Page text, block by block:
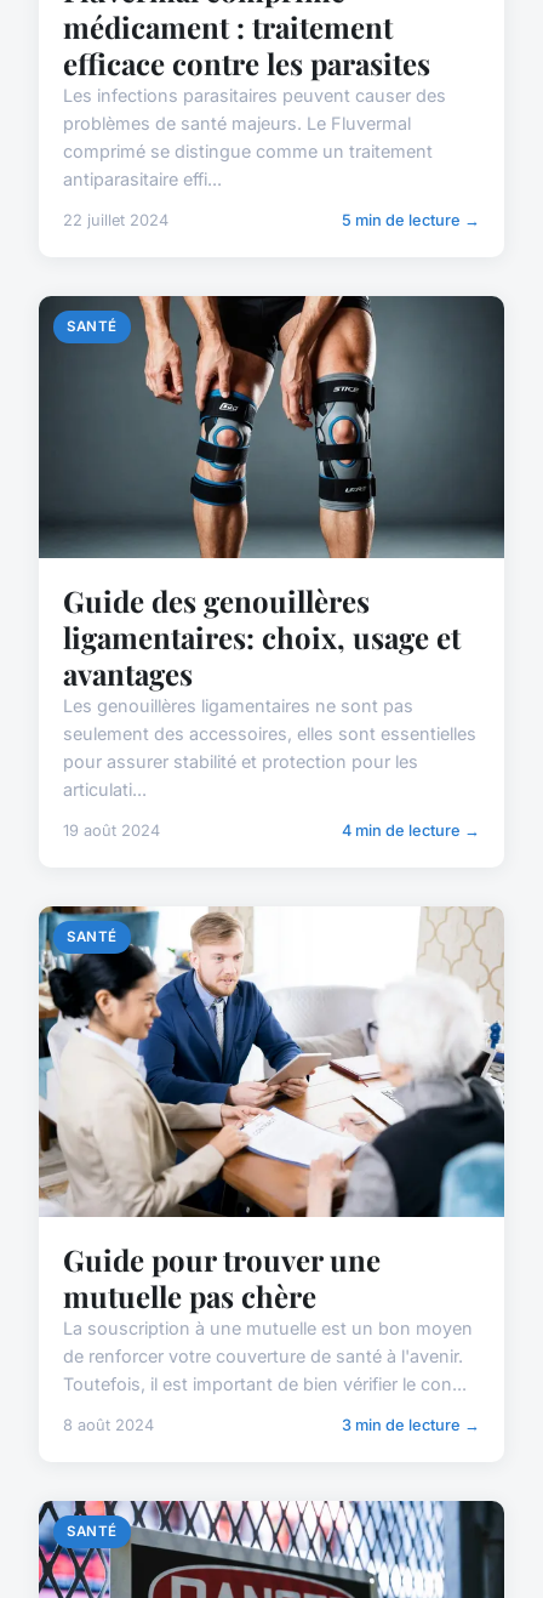
médicament : traitement
efficace contre les parasites
Les infections parasitaires peuvent causer des
problèmes de santé majeurs. Le Fluvermal
comprimé se distingue comme un traitement
antiparasitaire effi...
22 juillet 2024 5 min de lecture →
SANTÉ
Guide des genouillères
ligamentaires: choix, usage et
avantages
Les genouillères ligamentaires ne sont pas
seulement des accessoires, elles sont essentielles
pour assurer stabilité et protection pour les
articulati...
19 août 2024 4 min de lecture →
SANTÉ
Guide pour trouver une
mutuelle pas chère
La souscription à une mutuelle est un bon moyen
de renforcer votre couverture de santé à l'avenir.
Toutefois, il est important de bien vérifier le con...
8 août 2024 3 min de lecture →
SANTÉ